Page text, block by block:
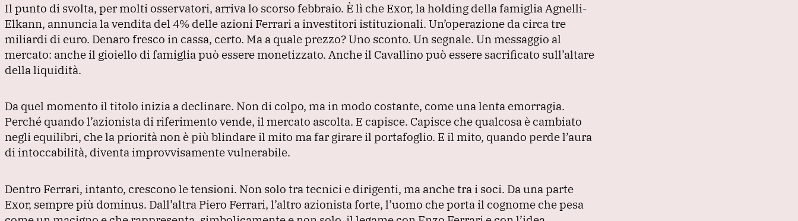
Il punto di svolta, per molti osservatori, arriva lo scorso febbraio. È lì che Exor, la holding della famiglia Agnelli-
Elkann, annuncia la vendita del 4% delle azioni Ferrari a investitori istituzionali. Un’operazione da circa tre
miliardi di euro. Denaro fresco in cassa, certo. Ma a quale prezzo?Uno sconto. Un segnale. Un messaggio al
mercato: anche il gioiello di famiglia può essere monetizzato. Anche il Cavallino può essere sacrificato sull’altare
della liquidità.
Da quel momento il titolo inizia a declinare. Non di colpo, ma in modo costante, come una lenta emorragia.
Perché quando l’azionista di riferimento vende, il mercato ascolta. E capisce. Capisce che qualcosa è cambiato
negli equilibri, che la priorità non è più blindare il mito ma far girare il portafoglio. E il mito, quando perde l’aura
di intoccabilità, diventa improvvisamente vulnerabile.
Dentro Ferrari, intanto, crescono le tensioni. Non solo tra tecnici e dirigenti, ma anche tra i soci. Da una parte
Exor, sempre più dominus. Dall’altra Piero Ferrari, l’altro azionista forte, l’uomo che porta il cognome che pesa